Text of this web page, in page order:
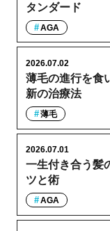
タンダード
AGA
薄毛の進行を食
新の治療法
2026.07.02
薄毛
一生付き合う髪
ツと術
2026.07.01
AGA